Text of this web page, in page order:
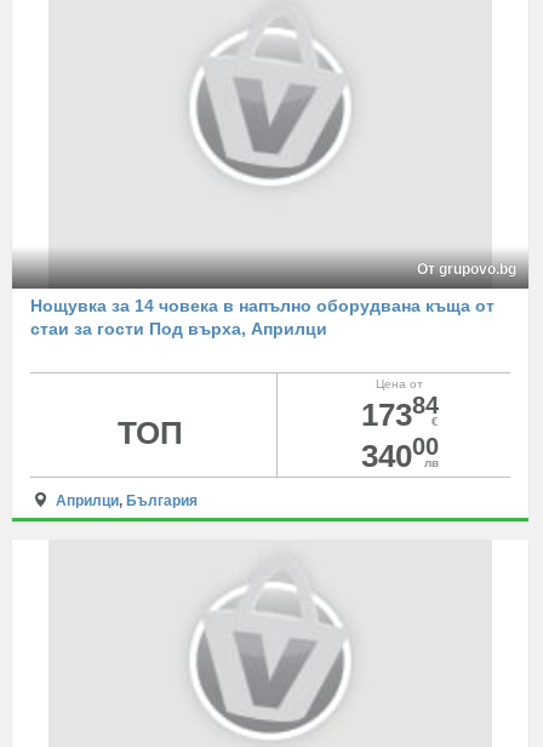
От grupovo.bg
Нощувка за 14 човека в напълно оборудвана къща от
стаи за гости Под върха, Априлци
Цена от
17384
€
34000
лв
ТОП
Априлци, България